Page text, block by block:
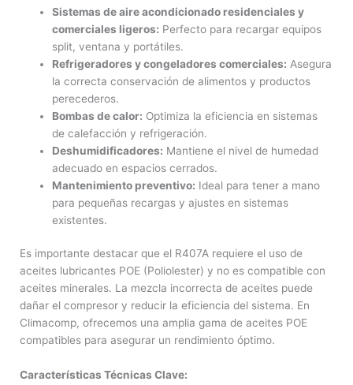
Sistemas de aire acondicionado residenciales y
comerciales ligeros: Perfecto para recargar equipos
split, ventana y portátiles.
Refrigeradores y congeladores comerciales: Asegura
la correcta conservación de alimentos y productos
perecederos.
Bombas de calor: Optimiza la eficiencia en sistemas
de calefacción y refrigeración.
Deshumidificadores: Mantiene el nivel de humedad
adecuado en espacios cerrados.
Mantenimiento preventivo: Ideal para tener a mano
para pequeñas recargas y ajustes en sistemas
existentes.
Es importante destacar que el R407A requiere el uso de
aceites lubricantes POE (Poliolester) y no es compatible con
aceites minerales. La mezcla incorrecta de aceites puede
dañar el compresor y reducir la eficiencia del sistema. En
Climacomp, ofrecemos una amplia gama de aceites POE
compatibles para asegurar un rendimiento óptimo.
Características Técnicas Clave: